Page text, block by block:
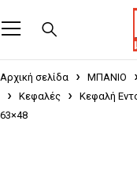
Αρχική σελίδα ΜΠΑΝΙΟ
Κεφαλές
Κεφαλή
63×48